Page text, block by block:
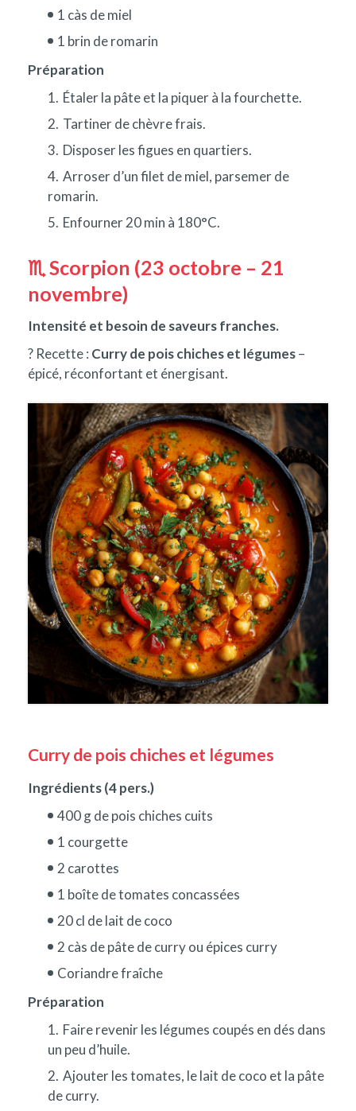
1 càs de miel
1 brin de romarin
Préparation
Étaler la pâte et la piquer à la fourchette.
Tartiner de chèvre frais.
Disposer les figues en quartiers.
Arroser d’un filet de miel, parsemer de
romarin.
Enfourner 20 min à 180°C.
♏ Scorpion (23 octobre – 21
novembre)
Intensité et besoin de saveurs franches.
? Recette : Curry de pois chiches et légumes–
épicé, réconfortant et énergisant.
Curry de pois chiches et légumes
Ingrédients (4 pers.)
400 g de pois chiches cuits
1 courgette
2 carottes
1 boîte de tomates concassées
20 cl de lait de coco
2 càs de pâte de curry ou épices curry
Coriandre fraîche
Préparation
Faire revenir les légumes coupés en dés dans
un peu d’huile.
Ajouter les tomates, le lait de coco et la pâte
de curry.